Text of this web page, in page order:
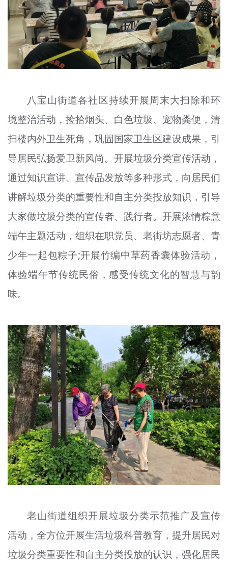
八宝山街道各社区持续开展周末大扫除和环
境整治活动，捡拾烟头、白色垃圾、宠物粪便，清
扫楼内外卫生死角，巩固国家卫生区建设成果，引
导居民弘扬爱卫新风尚。开展垃圾分类宣传活动，
通过知识宣讲、宣传品发放等多种形式，向居民们
讲解垃圾分类的重要性和自主分类投放知识，引导
大家做垃圾分类的宣传者、践行者。开展浓情粽意
端午主题活动，组织在职党员、老街坊志愿者、青
少年一起包粽子;开展竹编中草药香囊体验活动，
体验端午节传统民俗，感受传统文化的智慧与韵
味。
老山街道组织开展垃圾分类示范推广及宣传
活动，全方位开展生活垃圾科普教育，提升居民对
垃圾分类重要性和自主分类投放的认识，强化居民